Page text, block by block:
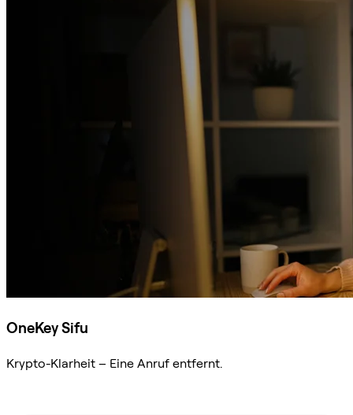
OneKey Sifu
Krypto-Klarheit – Eine Anruf entfernt.